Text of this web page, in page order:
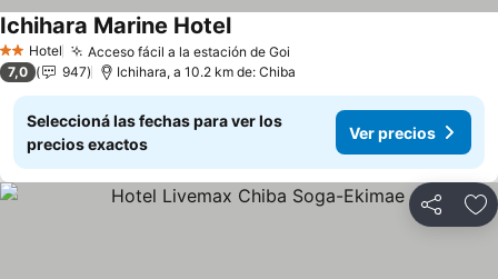
2 Estrellas
Hotel Acceso fácil a la estación de Goi
Ichihara Marine Hotel
7,0 947 Ichihara, a 10.2 km de: Chiba
Seleccioná las fechas para ver los
precios exactos
Ver precios
Compartir